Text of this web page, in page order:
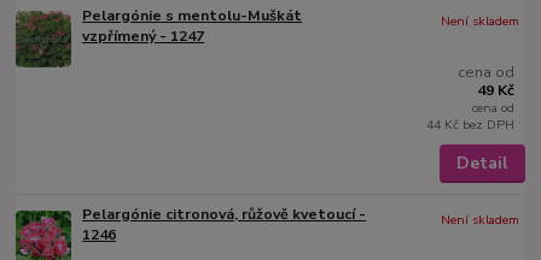
Pelargónie s mentolu-Muškát
vzpřímený - 1247
cena od
49 Kč
cena od
44 Kč bez DPH
Není skladem
Detail
Pelargónie citronová, růžově kvetoucí -
1246
Není skladem